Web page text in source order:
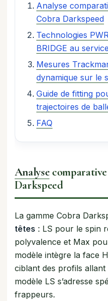
Analyse
Cobra Darkspeed
Technologies
BRIDGE au
Mesures
dynamique sur le
Guide de fitting
trajectoires de
FAQ
Analyse
Darkspeed
La gamme Cobra
têtes : LS pour le spin
polyvalence et Max
modèle intègre la face
ciblant des profils
modèle LS s’adresse
frappeurs.